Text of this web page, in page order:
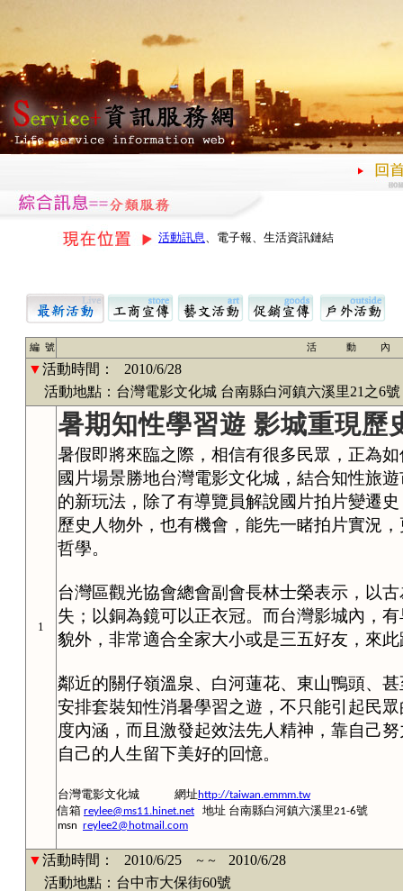
活動訊息、電子報、生活資訊鏈結
編 號 活 動 內
▼活動時間：
2010/6/28
活動地點：台灣電影文化城 台南縣白河鎮六溪里21之6號
1
暑期知性學習遊 影城重現歷
暑假即將來臨之際，相信有很多民眾，正為
國片場景勝地台灣電影文化城，結合知性旅
的新玩法，除了有導覽員解說國片拍片變遷
歷史人物外，也有機會，能先一睹拍片實況
哲學。
台灣區觀光協會總會副會長林士榮表示，以
失；以銅為鏡可以正衣冠。而台灣影城內，
貌外，非常適合全家大小或是三五好友，來
鄰近的關仔嶺溫泉、白河蓮花、東山鴨頭、
安排套裝知性消暑學習之遊，不只能引起民
度內涵，而且激發起效法先人精神，靠自己
自己的人生留下美好的回憶。
台灣電影文化城 網址 http://taiwan.emmm.tw
信箱 reylee@ms11.hinet.net 地址 台南縣白河鎮六溪里21-6號
msn reylee2@hotmail.com
▼活動時間： 2010/6/25 ～～
2010/6/28
活動地點：台中市大保街60號